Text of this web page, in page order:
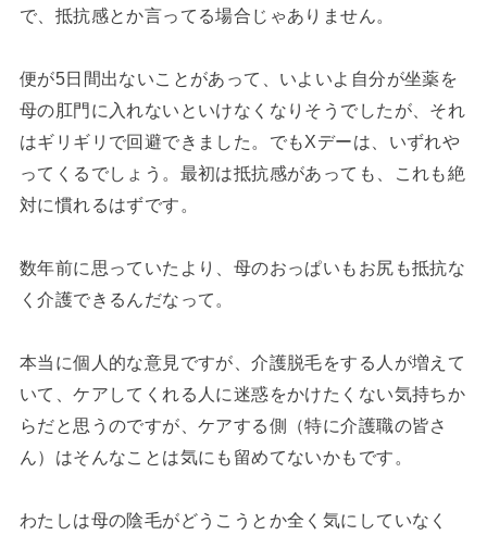
で、抵抗感とか言ってる場合じゃありません。
便が5日間出ないことがあって、いよいよ自分が坐薬を
母の肛門に入れないといけなくなりそうでしたが、それ
はギリギリで回避できました。でもXデーは、いずれや
ってくるでしょう。最初は抵抗感があっても、これも絶
対に慣れるはずです。
数年前に思っていたより、母のおっぱいもお尻も抵抗な
く介護できるんだなって。
本当に個人的な意見ですが、介護脱毛をする人が増えて
いて、ケアしてくれる人に迷惑をかけたくない気持ちか
らだと思うのですが、ケアする側（特に介護職の皆さ
ん）はそんなことは気にも留めてないかもです。
わたしは母の陰毛がどうこうとか全く気にしていなく